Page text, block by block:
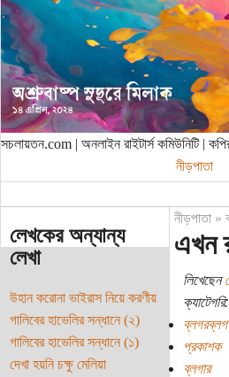
সচলায়তন.com | অনলাইন রাইটার্স কমিউনিটি |
নীড়পাতা
লেখকের অন্যান্য
লেখা
উহান করোনা ভাইরাস নিয়ে করণীয়
গালিবের হাভেলির সন্ধানে (২)
গালিবের হাভেলির সন্ধানে (১)
দেখা হয়নি চক্ষু মেলিয়া
নীড়পাতা»
এখন
লিখেছেন
ক্যাটেগরি:
প্রকাশক
ব্লগার